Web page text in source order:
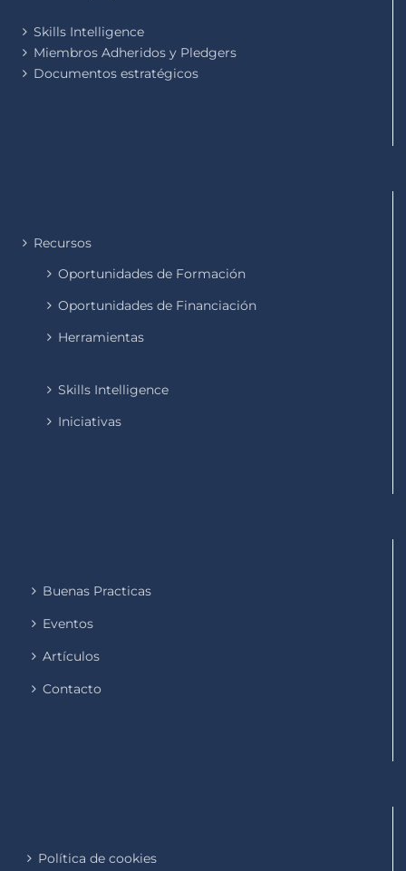
Skills Intelligence
Miembros Adheridos y Pledgers
Documentos estratégicos
Recursos
Oportunidades de Formación
Oportunidades de Financiación
Herramientas
Skills Intelligence
Iniciativas
Buenas Practicas
Eventos
Artículos
Contacto
Política de cookies